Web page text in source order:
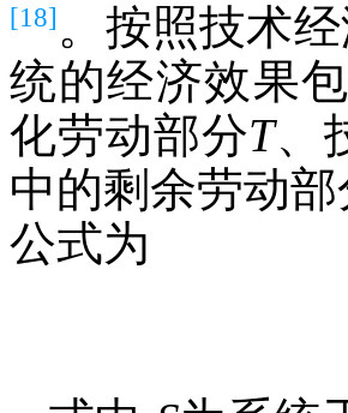
[18] 。按照技术
统的经济效果
化劳动部分T、
中的剩余劳动部
公式为